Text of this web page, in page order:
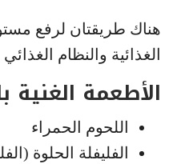
هناك طريقتان لرفع
الغذائية والنظام
الأطعمة
اللحوم الحمراء
الفليفلة الحلوة